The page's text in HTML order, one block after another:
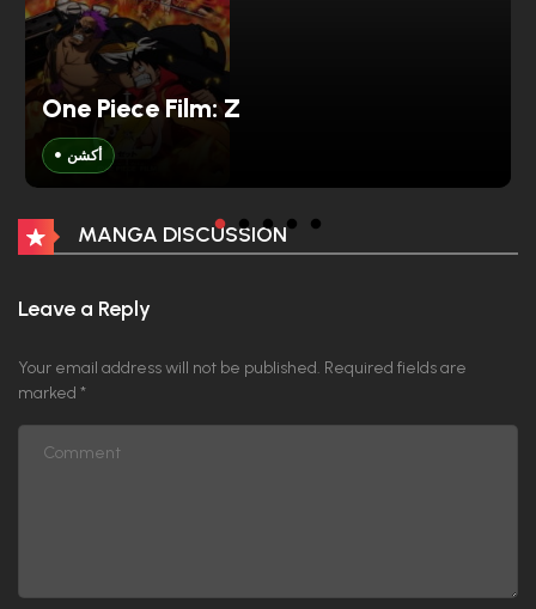
One Piece Film: Z
أكشن
MANGA DISCUSSION
Leave a Reply
Your email address will not be published. Required fields are
marked *